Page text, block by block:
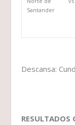
Santander
Descansa:
RESULTADOS